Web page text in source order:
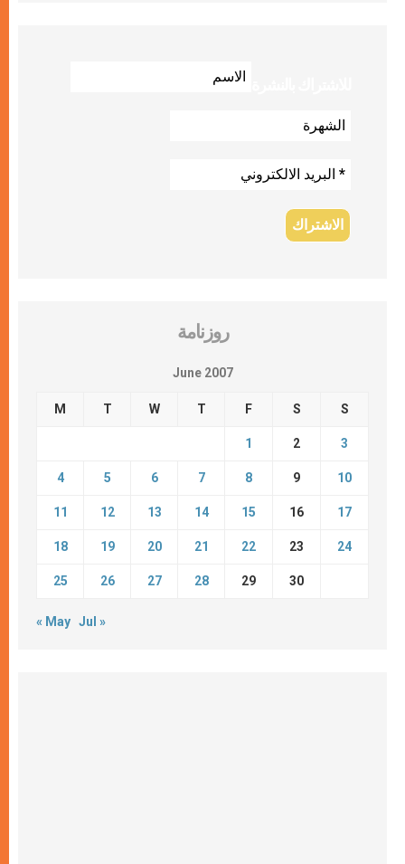
روزنامة
June 2007
M T W T F S S
1 2 3
4 5 6 7 8 9 10
11 12 13 14 15 16 17
18 19 20 21 22 23 24
25 26 27 28 29 30
« May Jul »